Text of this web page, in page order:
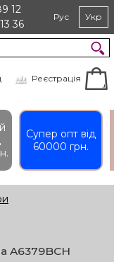
12
36
Рус Укр
Реєстрація
Супер опт вiд
60000 грн.
A6379BCH